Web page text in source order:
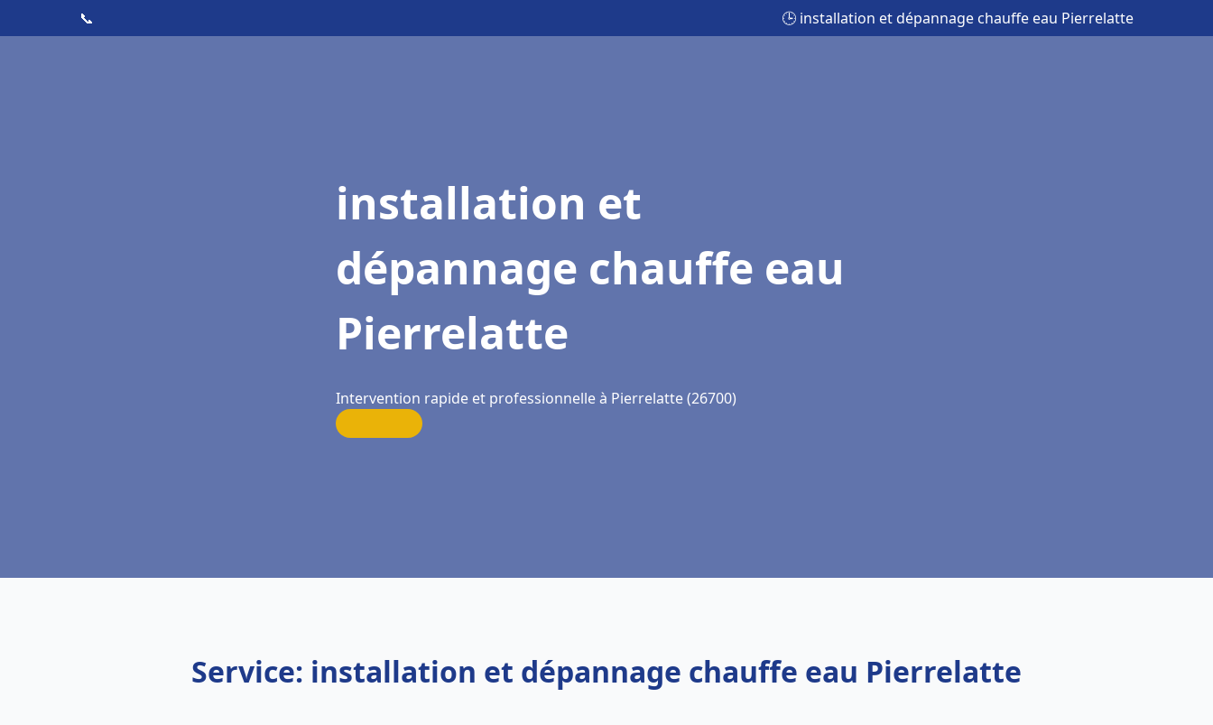
📞 🕒 installation et dépannage chauffe eau Pierrelatte
installation et
dépannage chauffe eau
Pierrelatte
Intervention rapide et professionnelle à Pierrelatte (26700)
Service: installation et dépannage chauffe eau Pierrelatte